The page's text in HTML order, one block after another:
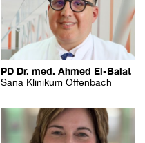
PD Dr. med. Ahmed El-Balat
Sana Klinikum Offenbach